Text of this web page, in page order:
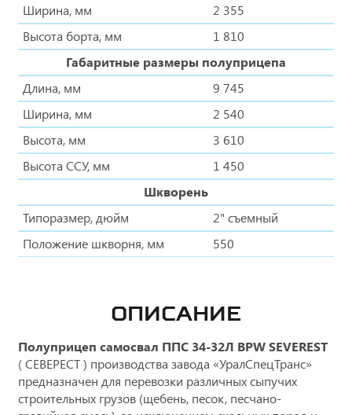
Ширина, мм
2 355
Высота борта, мм
1 810
Габаритные размеры полуприцепа
Длина, мм
9 745
Ширина, мм
2 540
Высота, мм
3 610
Высота ССУ, мм
1 450
Шкворень
Типоразмер, дюйм
2" съемный
Положение шкворня, мм
550
ОПИСАНИЕ
Полуприцеп самосвал ППС 34-32Л BPW SEVEREST
( СЕВЕРЕСТ ) производства завода «УралСпецТранс»
предназначен для перевозки различных сыпучих
строительных грузов (щебень, песок, песчано-